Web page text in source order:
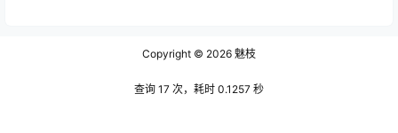
Copyright © 2026 魅枝
查询 17 次，耗时 0.1257 秒